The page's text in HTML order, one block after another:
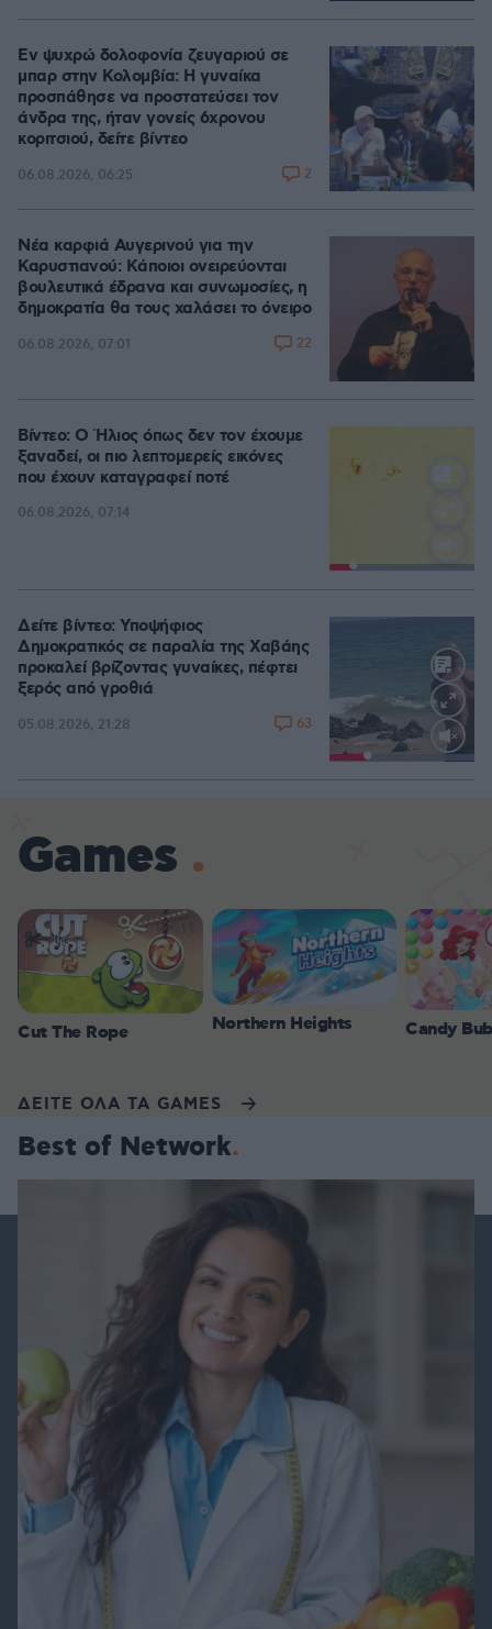
Εν ψυχρώ δολοφονία ζευγαριού σε
μπαρ στην Κολομβία: Η γυναίκα
προσπάθησε να προστατεύσει τον
άνδρα της, ήταν γονείς 6χρονου
κοριτσιού, δείτε βίντεο
06.08.2026, 06:25 2
Νέα καρφιά Αυγερινού για την
Καρυστιανού: Kάποιοι ονειρεύονται
βουλευτικά έδρανα και συνωμοσίες, η
δημοκρατία θα τους χαλάσει το όνειρο
06.08.2026, 07:01 22
Loaded:
Βίντεο: Ο Ήλιος όπως δεν τον έχουμε
ξαναδεί, οι πιο λεπτομερείς εικόνες
που έχουν καταγραφεί ποτέ
06.08.2026, 07:14
Δείτε βίντεο: Υποψήφιος
Δημοκρατικός σε παραλία της Χαβάης
προκαλεί βρίζοντας γυναίκες, πέφτει
ξερός από γροθιά
05.08.2026, 21:28 63
Games
Cut The Rope Northern Heights Candy
ΔΕΙΤΕ ΟΛΑ ΤΑ GAMES
Best of Network